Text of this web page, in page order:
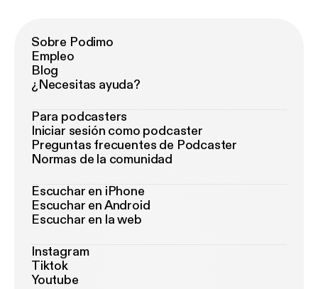
Sobre Podimo
Empleo
Blog
¿Necesitas ayuda?
Para podcasters
Iniciar sesión como podcaster
Preguntas frecuentes de Podcaster
Normas de la comunidad
Escuchar en iPhone
Escuchar en Android
Escuchar en la web
Instagram
Tiktok
Youtube